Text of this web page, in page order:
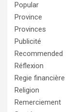
Popular
Province
Provinces
Publicité
Recommended
Réflexion
Regie financière
Religion
Remerciement